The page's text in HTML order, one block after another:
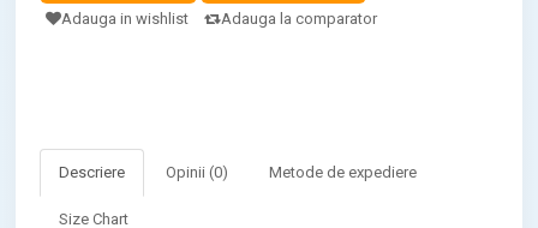
Adauga in wishlist Adauga la comparator
Descriere Opinii (0) Metode de expediere
Size Chart